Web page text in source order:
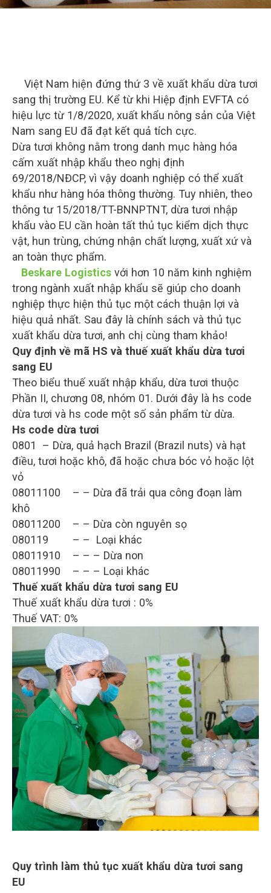
Việt Nam hiện đứng thứ 3 về xuất khẩu dừa tươi
sang thị trường EU. Kể từ khi Hiệp định EVFTA có
hiệu lực từ 1/8/2020, xuất khẩu nông sản của Việt
Nam sang EU đã đạt kết quả tích cực.
Dừa tươi không nằm trong danh mục hàng hóa
cấm xuất nhập khẩu theo nghị định
69/2018/NĐCP, vì vậy doanh nghiệp có thể xuất
khẩu như hàng hóa thông thường. Tuy nhiên, theo
thông tư 15/2018/TT-BNNPTNT, dừa tươi nhập
khẩu vào EU cần hoàn tất thủ tục kiểm dịch thực
vật, hun trùng, chứng nhận chất lượng, xuất xứ và
an toàn thực phẩm.
Beskare Logistics với hơn 10 năm kinh nghiệm
trong ngành xuất nhập khẩu sẽ giúp cho doanh
nghiệp thực hiện thủ tục một cách thuận lợi và
hiệu quả nhất. Sau đây là chính sách và thủ tục
xuất khẩu dừa tươi, anh chị cùng tham khảo!
Quy định về mã HS và thuế xuất khẩu dừa tươi
sang EU
Theo biểu thuế xuất nhập khẩu, dừa tươi thuộc
Phần II, chương 08, nhóm 01. Dưới đây là hs code
dừa tươi và hs code một số sản phẩm từ dừa.
Hs code dừa tươi
0801 – Dừa, quả hạch Brazil (Brazil nuts) và hạt
điều, tươi hoặc khô, đã hoặc chưa bóc vỏ hoặc lột
vỏ
08011100 – – Dừa đã trải qua công đoạn làm
khô
08011200 – – Dừa còn nguyên sọ
080119 – – Loại khác
08011910 – – – Dừa non
08011990 – – – Loại khác
Thuế xuất khẩu dừa tươi sang EU
Thuế xuất khẩu dừa tươi : 0%
Thuế VAT: 0%
Quy trình làm thủ tục xuất khẩu dừa tươi sang
EU